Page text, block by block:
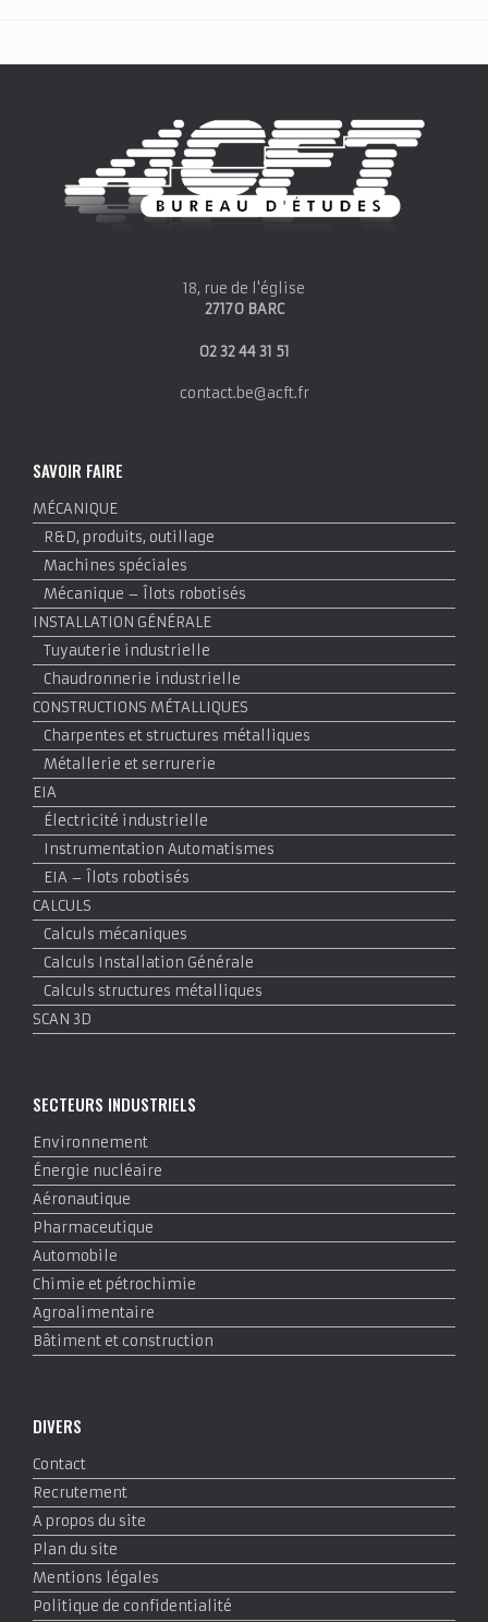
18, rue de l'église
27170 BARC
02 32 44 31 51
contact.be@acft.fr
SAVOIR FAIRE
MÉCANIQUE
R&D, produits, outillage
Machines spéciales
Mécanique – Îlots robotisés
INSTALLATION GÉNÉRALE
Tuyauterie industrielle
Chaudronnerie industrielle
CONSTRUCTIONS MÉTALLIQUES
Charpentes et structures métalliques
Métallerie et serrurerie
EIA
Électricité industrielle
Instrumentation Automatismes
EIA – Îlots robotisés
CALCULS
Calculs mécaniques
Calculs Installation Générale
Calculs structures métalliques
SCAN 3D
SECTEURS INDUSTRIELS
Environnement
Énergie nucléaire
Aéronautique
Pharmaceutique
Automobile
Chimie et pétrochimie
Agroalimentaire
Bâtiment et construction
DIVERS
Contact
Recrutement
A propos du site
Plan du site
Mentions légales
Politique de confidentialité